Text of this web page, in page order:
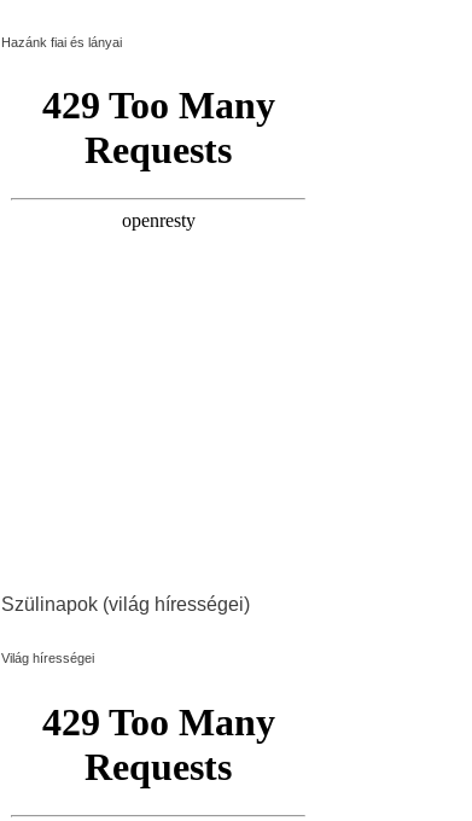
Hazánk fiai és lányai
Szülinapok (világ hírességei)
Világ hírességei